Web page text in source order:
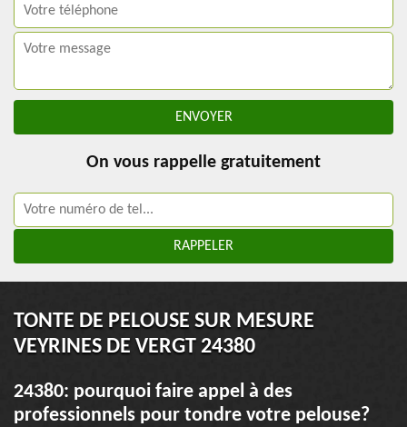
On vous rappelle gratuitement
TONTE DE PELOUSE SUR MESURE
VEYRINES DE VERGT 24380
24380: pourquoi faire appel à des
professionnels pour tondre votre pelouse?